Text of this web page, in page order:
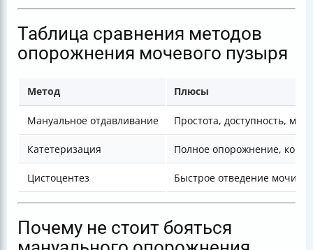
Таблица сравнения методов
опорожнения мочевого пузыря
Метод Плюсы
Мануальное отдавливание Простота, доступность,
Катетеризация Полное опорожнение,
Цистоцентез Быстрое отведение мочи
Почему не стоит бояться